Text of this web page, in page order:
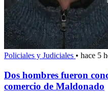
Policiales y Judiciales • hace 5
Dos hombres fueron
comercio de Maldonado